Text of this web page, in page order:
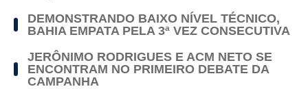
DEMONSTRANDO BAIXO NÍVEL TÉCNICO,
BAHIA EMPATA PELA 3ª VEZ CONSECUTIVA
JERÔNIMO RODRIGUES E ACM NETO SE
ENCONTRAM NO PRIMEIRO DEBATE DA
CAMPANHA